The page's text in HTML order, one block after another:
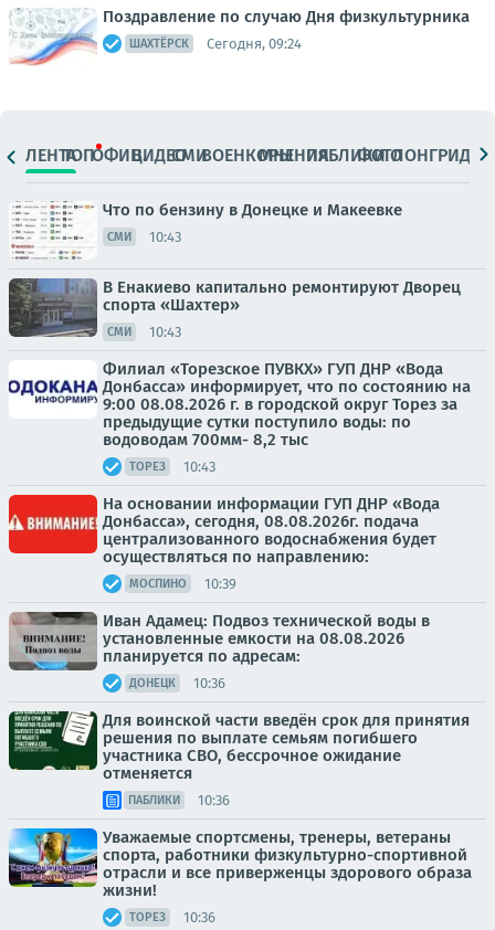
Поздравление по случаю Дня физкультурника
ШАХТЁРСК Сегодня, 09:24
ЛЕНТАТОПОФИЦ.ВИДЕОСМИВОЕНКОРЫМНЕНИЯПАБЛИКИ
ФОТОЛОНГРИДЫ
Что по бензину в Донецке и Макеевке
СМИ 10:43
В Енакиево капитально ремонтируют Дворец
спорта «Шахтер»
СМИ 10:43
Филиал «Торезское ПУВКХ» ГУП ДНР «Вода
Донбасса» информирует, что по состоянию на
9:00 08.08.2026 г. в городской округ Торез за
предыдущие сутки поступило воды: по
водоводам 700мм- 8,2 тыс
ТОРЕЗ 10:43
На основании информации ГУП ДНР «Вода
Донбасса», сегодня, 08.08.2026г. подача
централизованного водоснабжения будет
осуществляться по направлению:
МОСПИНО 10:39
Иван Адамец: Подвоз технической воды в
установленные емкости на 08.08.2026
планируется по адресам:
ДОНЕЦК 10:36
Для воинской части введён срок для принятия
решения по выплате семьям погибшего
участника СВО, бессрочное ожидание
отменяется
ПАБЛИКИ 10:36
Уважаемые спортсмены, тренеры, ветераны
спорта, работники физкультурно-спортивной
отрасли и все приверженцы здорового образа
жизни!
ТОРЕЗ 10:36